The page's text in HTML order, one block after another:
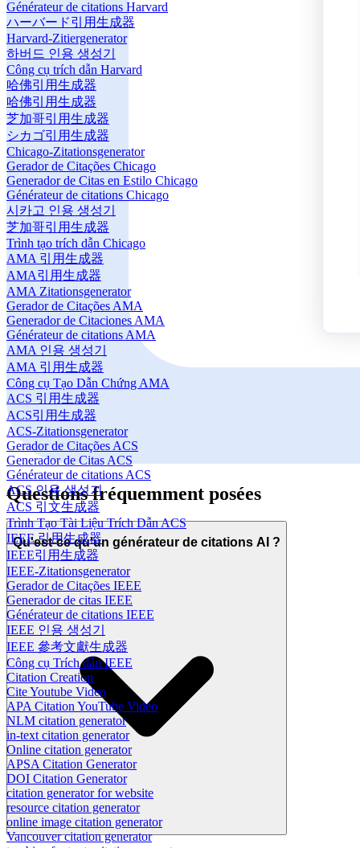
Générateur de citations Harvard
ハーバード引用生成器
Harvard-Zitiergenerator
하버드 인용 생성기
Công cụ trích dẫn Harvard
哈佛引用生成器
哈佛引用生成器
芝加哥引用生成器
シカゴ引用生成器
Chicago-Zitationsgenerator
Gerador de Citações Chicago
Generador de Citas en Estilo Chicago
Générateur de citations Chicago
시카고 인용 생성기
芝加哥引用生成器
Trình tạo trích dẫn Chicago
AMA 引用生成器
AMA引用生成器
AMA Zitationsgenerator
Gerador de Citações AMA
Generador de Citaciones AMA
Générateur de citations AMA
AMA 인용 생성기
AMA 引用生成器
Công cụ Tạo Dẫn Chứng AMA
ACS 引用生成器
ACS引用生成器
ACS-Zitationsgenerator
Gerador de Citações ACS
Generador de Citas ACS
Générateur de citations ACS
ACS 인용 생성기
ACS 引文生成器
Trình Tạo Tài Liệu Trích Dẫn ACS
IEEE 引用生成器
IEEE引用生成器
IEEE-Zitationsgenerator
Gerador de Citações IEEE
Generador de citas IEEE
Générateur de citations IEEE
IEEE 인용 생성기
IEEE 參考文獻生成器
Công cụ Trích dẫn IEEE
Citation Creation
Cite Youtube Video
APA Citation YouTube Video
NLM citation generator
in-text citation generator
Online citation generator
APSA Citation Generator
DOI Citation Generator
citation generator for website
resource citation generator
online image citation generator
Vancouver citation generator
Questions fréquemment posées
Qu'est-ce qu'un générateur de citations AI ?